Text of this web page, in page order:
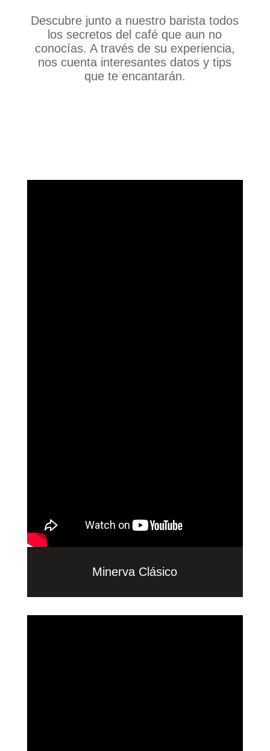
Descubre junto a nuestro barista todos
los secretos del café que aun no
conocías. A través de su experiencia,
nos cuenta interesantes datos y tips
que te encantarán.
Minerva Clásico